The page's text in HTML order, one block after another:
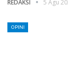
REDAKSI 5 Agu
OPINI